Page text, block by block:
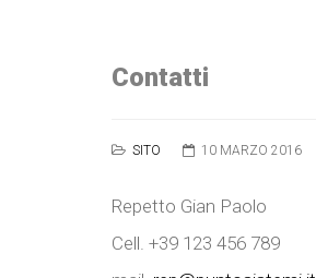
Contatti
SITO 10 MARZO 2016
Repetto Gian Paolo
Cell. +39 123 456 789